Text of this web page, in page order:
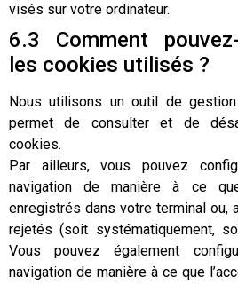
visés sur votre ordinateur.
6.3 Comment
les cookies utilisés ?
Nous utilisons un outil de
permet de consulter et de
cookies.
Par ailleurs, vous pouvez
navigation de manière à ce
enregistrés dans votre terminal ou,
rejetés (soit systématiquement,
Vous pouvez également
navigation de manière à ce que